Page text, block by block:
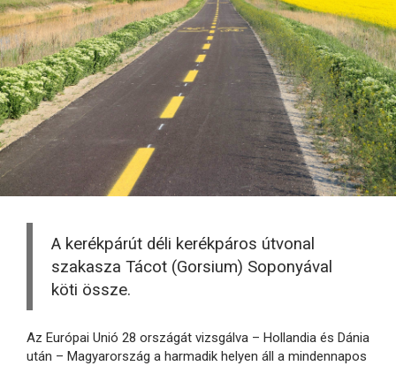
A kerékpárút déli kerékpáros útvonal
szakasza Tácot (Gorsium) Soponyával
köti össze.
Az Európai Unió 28 országát vizsgálva – Hollandia és Dánia
után – Magyarország a harmadik helyen áll a mindennapos